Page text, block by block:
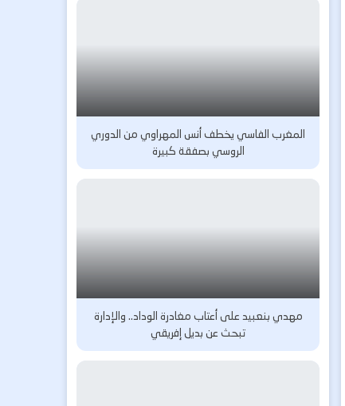
المغرب الفاسي يخطف أنس المهراوي من الدوري
الروسي بصفقة كبيرة
مهدي بنعبيد على أعتاب مغادرة الوداد.. والإدارة
تبحث عن بديل إفريقي